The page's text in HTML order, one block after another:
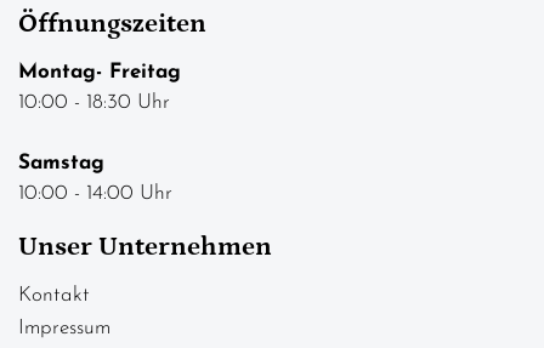
Öffnungszeiten
Montag- Freitag
10:00 - 18:30 Uhr
Samstag
10:00 - 14:00 Uhr
Unser Unternehmen
Kontakt
Impressum